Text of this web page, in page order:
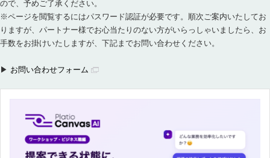
ので、予めご了承ください。
※ページを閲覧するにはパスワード認証が必要です。順次ご案内いたしてお
りますが、パートナー様でお心当たりのない方がいらっしゃいましたら、お
手数をお掛けいたしますが、下記までお問い合わせください。
▶ お問い合わせフォーム